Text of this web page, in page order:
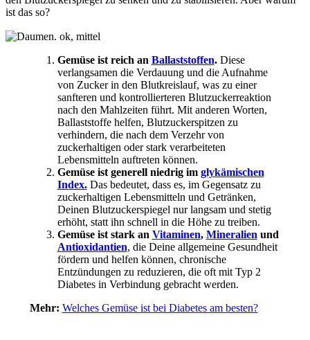
ist das so?
Gemüse ist reich an Ballaststoffen. Diese
verlangsamen die Verdauung und die Aufnahme
von Zucker in den Blutkreislauf, was zu einer
sanfteren und kontrollierteren Blutzuckerreaktion
nach den Mahlzeiten führt. Mit anderen Worten,
Ballaststoffe helfen, Blutzuckerspitzen zu
verhindern, die nach dem Verzehr von
zuckerhaltigen oder stark verarbeiteten
Lebensmitteln auftreten können.
Gemüse ist generell niedrig im glykämischen
Index. Das bedeutet, dass es, im Gegensatz zu
zuckerhaltigen Lebensmitteln und Getränken,
Deinen Blutzuckerspiegel nur langsam und stetig
erhöht, statt ihn schnell in die Höhe zu treiben.
Gemüse ist stark an Vitaminen, Mineralien und
Antioxidantien, die Deine allgemeine Gesundheit
fördern und helfen können, chronische
Entzündungen zu reduzieren, die oft mit Typ 2
Diabetes in Verbindung gebracht werden.
Mehr: Welches Gemüse ist bei Diabetes am besten?